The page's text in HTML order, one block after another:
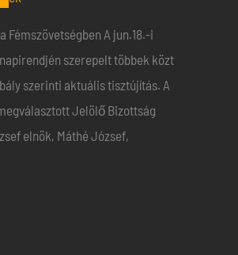
Fémszövetségben A jun.18.-i
szerepelt többek közt
szerinti aktuális tisztújítás. A
Jelölő Bizottság
elnök, Máthé József,